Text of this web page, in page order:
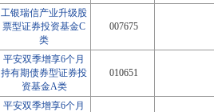
工银瑞信产业升级股
票型证券投资基金C
类
007675
平安双季增享6个月
持有期债券型证券投
资基金A类
010651
平安双季增享6个月